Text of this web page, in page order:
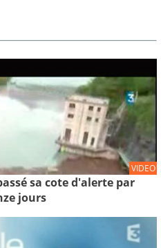
VIDEO
sa cote d'alerte par
jours